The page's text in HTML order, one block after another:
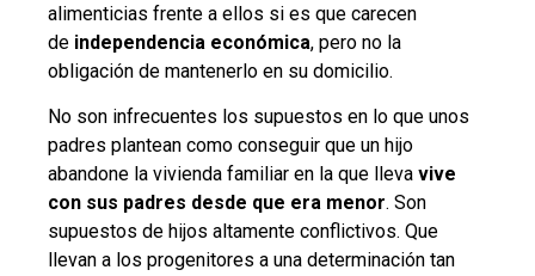
alimenticias frente a ellos si es que carecen
de independencia económica, pero no la
obligación de mantenerlo en su domicilio.
No son infrecuentes los supuestos en lo que unos
padres plantean como conseguir que un hijo
abandone la vivienda familiar en la que lleva vive
con sus padres desde que era menor. Son
supuestos de hijos altamente conflictivos. Que
llevan a los progenitores a una determinación tan